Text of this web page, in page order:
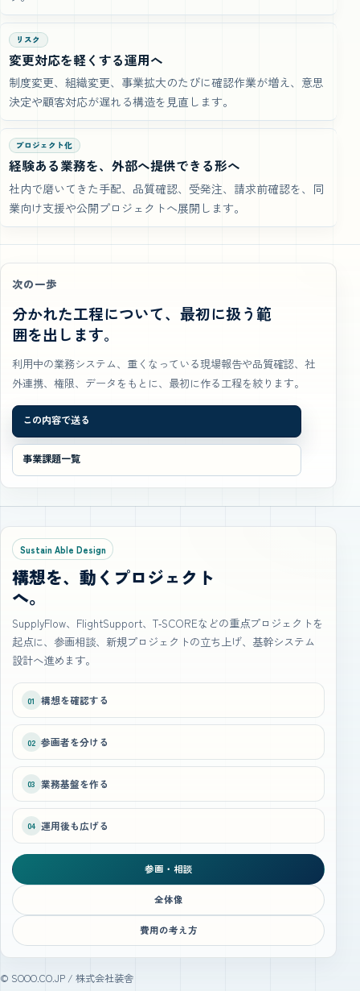
リスク
変更対応を軽くする運用へ
制度変更、組織変更、事業拡大のたびに確認作業が増え、意思
決定や顧客対応が遅れる構造を見直します。
プロジェクト化
経験ある業務を、外部へ提供できる形へ
社内で磨いてきた手配、品質確認、受発注、請求前確認を、同
業向け支援や公開プロジェクトへ展開します。
次の一歩
分かれた工程について、最初に扱う範
囲を出します。
利用中の業務システム、重くなっている現場報告や品質確認、社
外連携、権限、データをもとに、最初に作る工程を絞ります。
この内容で送る
事業課題一覧
Sustain Able Design
構想を、動くプロジェクト
へ。
SupplyFlow、FlightSupport、T‑SCOREなどの重点プロジェクトを
起点に、参画相談、新規プロジェクトの立ち上げ、基幹システム
設計へ進めます。
01 構想を確認する
02 参画者を分ける
03 業務基盤を作る
04 運用後も広げる
参画・相談
全体像
費用の考え方
© SOOO.CO.JP / 株式会社装舎